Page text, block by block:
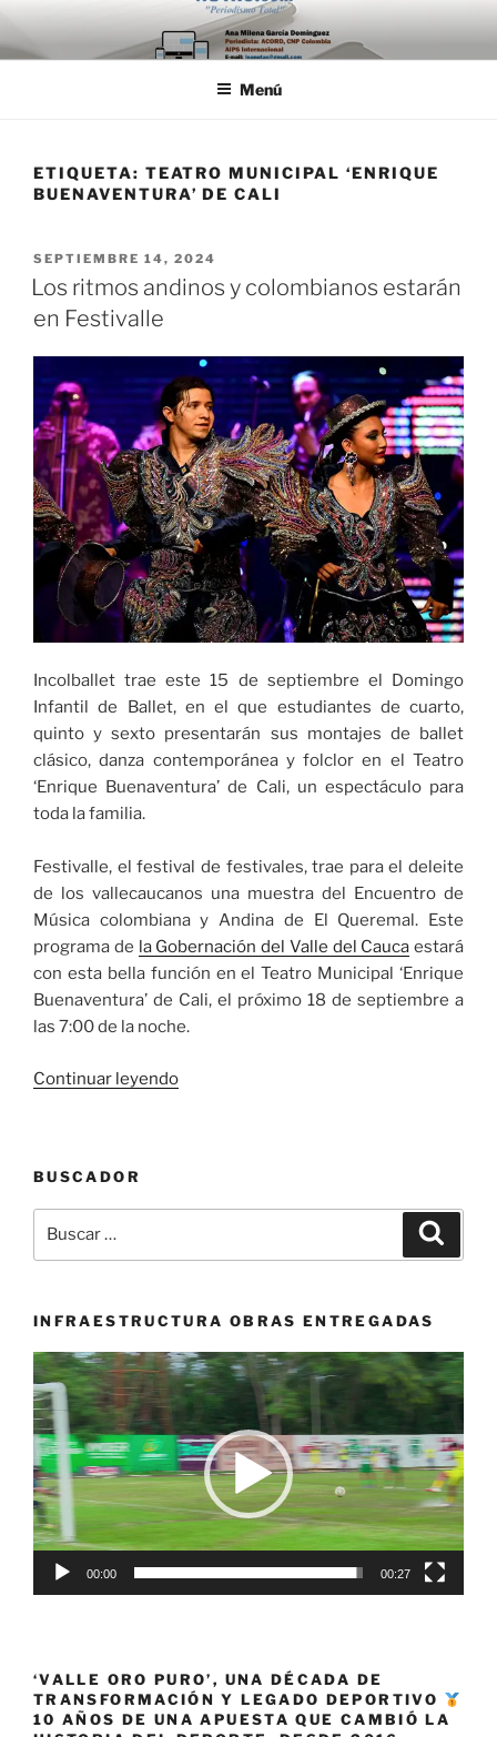
Saltar
al
contenido
Menú
ETIQUETA: TEATRO MUNICIPAL ‘ENRIQUE
BUENAVENTURA’ DE CALI
PUBLICADO
EL
SEPTIEMBRE 14, 2024
Los ritmos andinos y colombianos estarán
en Festivalle
Incolballet trae este 15 de septiembre el Domingo
Infantil de Ballet, en el que estudiantes de cuarto,
quinto y sexto presentarán sus montajes de ballet
clásico, danza contemporánea y folclor en el Teatro
‘Enrique Buenaventura’ de Cali, un espectáculo para
toda la familia.
Festivalle, el festival de festivales, trae para el deleite
de los vallecaucanos una muestra del Encuentro de
Música colombiana y Andina de El Queremal. Este
programa de la Gobernación del Valle del Cauca estará
con esta bella función en el Teatro Municipal ‘Enrique
Buenaventura’ de Cali, el próximo 18 de septiembre a
las 7:00 de la noche.
Continuar leyendo«Los
estarán
Festivalle»
BUSCADOR
por:
INFRAESTRUCTURA OBRAS ENTREGADAS
Reproductor
de
vídeo
00:00 00:27
‘VALLE ORO PURO’, UNA DÉCADA DE
TRANSFORMACIÓN Y LEGADO DEPORTIVO
10 AÑOS DE UNA APUESTA QUE CAMBIÓ LA